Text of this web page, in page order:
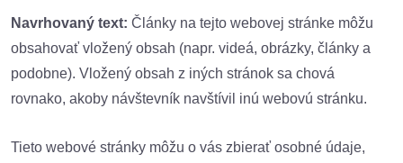
Navrhovaný text: Články na tejto webovej stránke môžu
obsahovať vložený obsah (napr. videá, obrázky, články a
podobne). Vložený obsah z iných stránok sa chová
rovnako, akoby návštevník navštívil inú webovú stránku.
Tieto webové stránky môžu o vás zbierať osobné údaje,